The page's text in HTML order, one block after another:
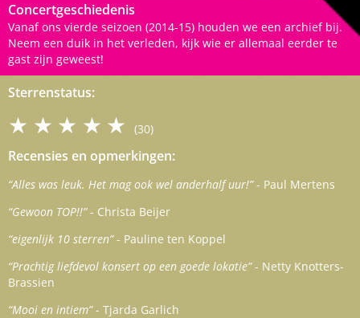
Concertgeschiedenis
Vanaf ons vierde seizoen (2014-15) houden we een archief bij.
Neem een duik in het verleden, kijk wie er allemaal eerder te
gast zijn geweest!
Sterrenstatus:
★★★★★ (30)
Recensies en opmerkingen:
“Alles was leuk. Het mag ook wel anderhalf uur!”- Paul Mertens
“Gewoon TOP!!”- Christa Beijer
“eigenlijk 10 sterren”- Pauline ten Koppel
“Prachtig liefdevol konsert op een goede lokatie”- Netty Knotters-
Brassien
“Mooi en intiem”- Tjarda Garlich